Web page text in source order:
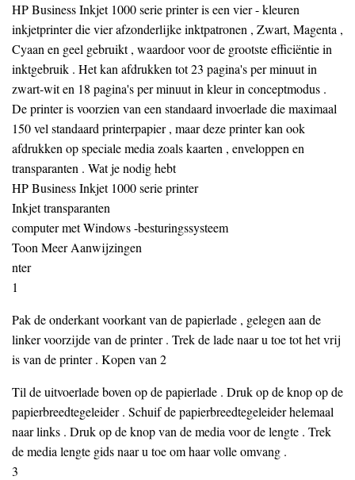
HP Business Inkjet 1000 serie printer is een vier - kleuren
inkjetprinter die vier afzonderlijke inktpatronen , Zwart, Magenta ,
Cyaan en geel gebruikt , waardoor voor de grootste efficiëntie in
inktgebruik . Het kan afdrukken tot 23 pagina's per minuut in
zwart-wit en 18 pagina's per minuut in kleur in conceptmodus .
De printer is voorzien van een standaard invoerlade die maximaal
150 vel standaard printerpapier , maar deze printer kan ook
afdrukken op speciale media zoals kaarten , enveloppen en
transparanten . Wat je nodig hebt
HP Business Inkjet 1000 serie printer
Inkjet transparanten
computer met Windows -besturingssysteem
Toon Meer Aanwijzingen
nter
1
Pak de onderkant voorkant van de papierlade , gelegen aan de
linker voorzijde van de printer . Trek de lade naar u toe tot het vrij
is van de printer . Kopen van 2
Til de uitvoerlade boven op de papierlade . Druk op de knop op de
papierbreedtegeleider . Schuif de papierbreedtegeleider helemaal
naar links . Druk op de knop van de media voor de lengte . Trek
de media lengte gids naar u toe om haar volle omvang .
3